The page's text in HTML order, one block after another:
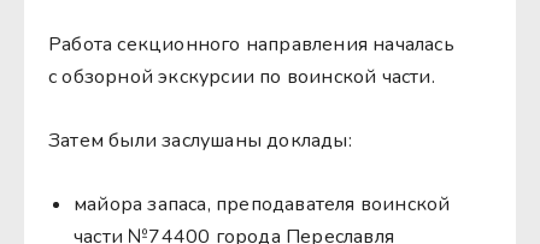
Работа секционного направления началась
с обзорной экскурсии по воинской части.
Затем были заслушаны доклады:
майора запаса, преподавателя воинской
части №74400 города Переславля